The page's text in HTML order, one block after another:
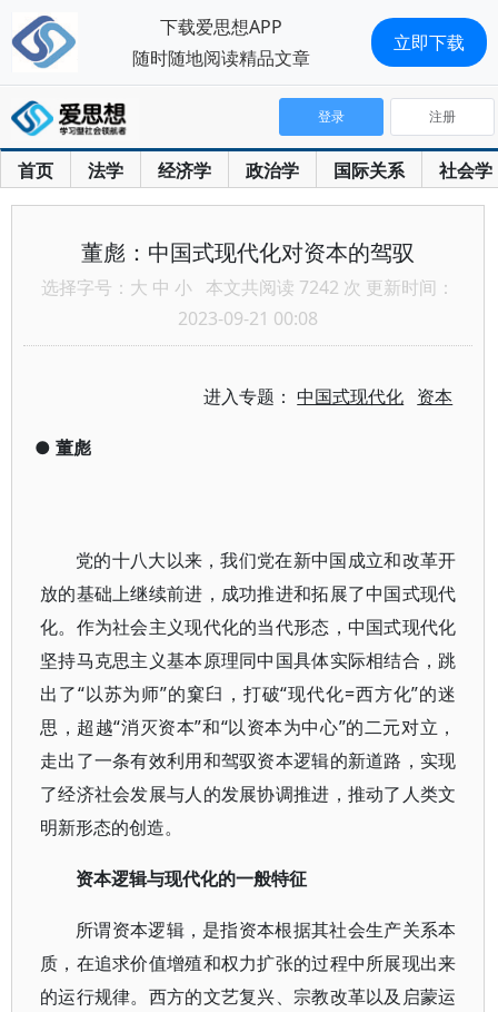
首页 法学 经济学 政治学 国际关系 社会学
登录 注册
董彪：中国式现代化对资本的驾驭
选择字号： 大 中 小 本文共阅读 7242 次 更新时间：
2023-09-21 00:08
进入专题：中国式现代化 资本
● 董彪
党的十八大以来，我们党在新中国成立和改革开
放的基础上继续前进，成功推进和拓展了中国式现代
化。作为社会主义现代化的当代形态，中国式现代化
坚持马克思主义基本原理同中国具体实际相结合，跳
出了“以苏为师”的窠臼，打破“现代化=西方化”的迷
思，超越“消灭资本”和“以资本为中心”的二元对立，
走出了一条有效利用和驾驭资本逻辑的新道路，实现
了经济社会发展与人的发展协调推进，推动了人类文
明新形态的创造。
资本逻辑与现代化的一般特征
所谓资本逻辑，是指资本根据其社会生产关系本
质，在追求价值增殖和权力扩张的过程中所展现出来
的运行规律。西方的文艺复兴、宗教改革以及启蒙运
下载爱思想APP
随时随地阅读精品文章
立即下载